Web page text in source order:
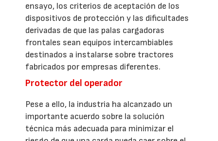
ensayo, los criterios de aceptación de los
dispositivos de protección y las dificultades
derivadas de que las palas cargadoras
frontales sean equipos intercambiables
destinados a instalarse sobre tractores
fabricados por empresas diferentes.
Protector del operador
Pese a ello, la industria ha alcanzado un
importante acuerdo sobre la solución
técnica más adecuada para minimizar el